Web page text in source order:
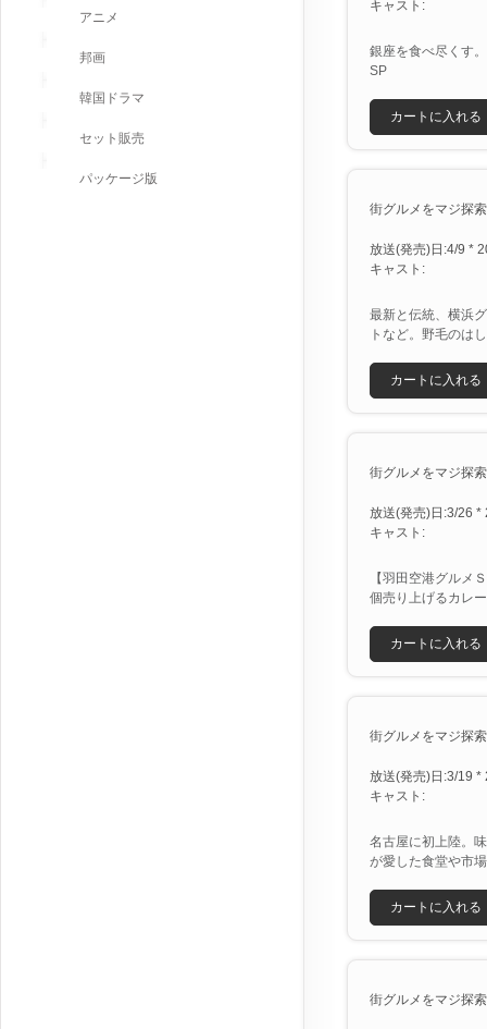
キャスト:
銀座を食べ尽くす
SP
カートに入れる
街グルメをマジ探
放送(発売)日:4/9 *
キャスト:
最新と伝統、横浜
トなど。野毛のは
カートに入れる
街グルメをマジ探
放送(発売)日:3/26 *
キャスト:
【羽田空港グルメ
個売り上げるカレ
カートに入れる
街グルメをマジ探
放送(発売)日:3/19 *
キャスト:
名古屋に初上陸。
が愛した食堂や市
カートに入れる
街グルメをマジ探
アニメ
邦画
韓国ドラマ
セット販売
パッケージ版